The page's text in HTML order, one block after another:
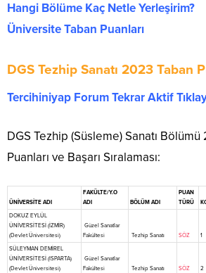
Hangi Bölüme Kaç Netle Yerleşirim?
Üniversite Taban Puanları
DGS Tezhip Sanatı 2023 Taban
Tercihiniyap Forum Tekrar Aktif
DGS Tezhip (Süsleme) Sanatı Bölümü
Puanları ve Başarı Sıralaması:
ÜNİVERSİTE ADI
FAKÜLTE/Y.O
ADI
BÖLÜM ADI
PUAN
TÜRÜ
DOKUZ EYLÜL
ÜNİVERSİTESİ (İZMİR)
(Devlet Üniversitesi)
Güzel Sanatlar
Fakültesi
Tezhip Sanatı SÖZ 1
SÜLEYMAN DEMİREL
ÜNİVERSİTESİ (ISPARTA)
(Devlet Üniversitesi)
Güzel Sanatlar
Fakültesi
Tezhip Sanatı SÖZ 2